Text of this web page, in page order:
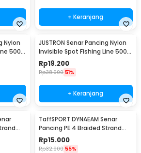
+ Keranjang
Nylon
500M
JUSTRON Senar Pancing Nylon
Invisible Spot Fishing Line 500M
6.0 - MR-500M
Rp19.200
Rp38.900 51%
+ Keranjang
TaffSPORT DYNAEAM Senar
Pancing PE 4 Braided Strand
Fishing Line 100M 0.6 - FM10
Rp15.000
Rp32.900 55%